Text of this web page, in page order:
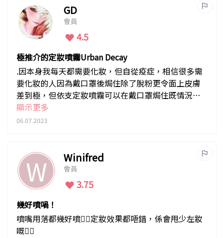
GD
會員
4.5
極推介的定妝噴霧Urban Decay
.因本身我每天都需要化妝，但自從疫症，相信很多需
要化妝的人因為戴口罩後焗住除了脫粉更令面上皮膚
差到極，但依支定妝噴霧可以在戴口罩焗住既情況可
以6小時不脫妝好正
顯示更多
06.07.2023
W Winifred
會員
3.75
幾好噴喎！
噴嘴用落都幾好噴👍🏻定妝效果都唔錯，係會甩少左妝
嘅👌🏻